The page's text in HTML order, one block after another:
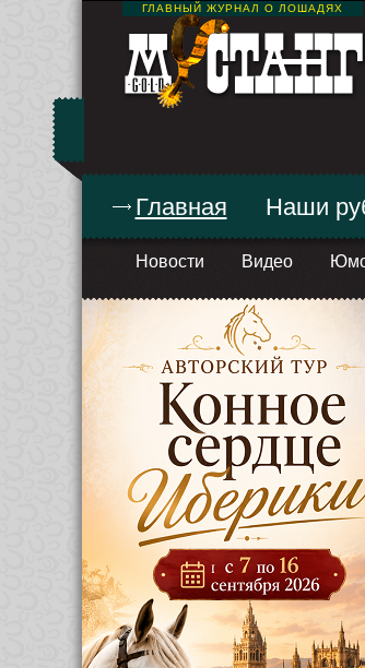
ГЛАВНЫЙ ЖУРНАЛ О ЛОШАДЯХ
Главная
Новости Видео
Наши